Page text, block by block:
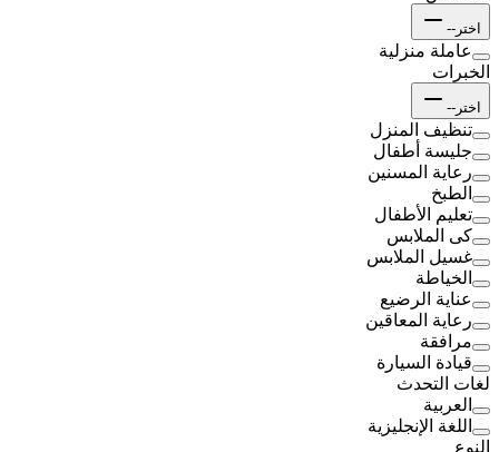
اختر--
عاملة منزلية
الخبرات
اختر--
تنظيف المنزل
جليسة أطفال
رعاية المسنين
الطبخ
تعليم الأطفال
كى الملابس
غسيل الملابس
الخياطة
عناية الرضيع
رعاية المعاقين
مرافقة
قيادة السيارة
لغات التحدث
العربية
اللغة الإنجليزية
النوع